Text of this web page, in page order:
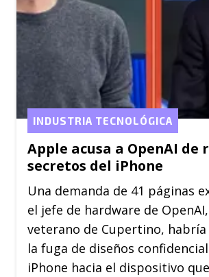
Apple acusa a OpenAI de
secretos del iPhone
INDUSTRIA TECNOLÓGICA
Una demanda de 41 páginas
el jefe de hardware de
veterano de Cupertino,
la fuga de diseños
iPhone hacia el dispositivo